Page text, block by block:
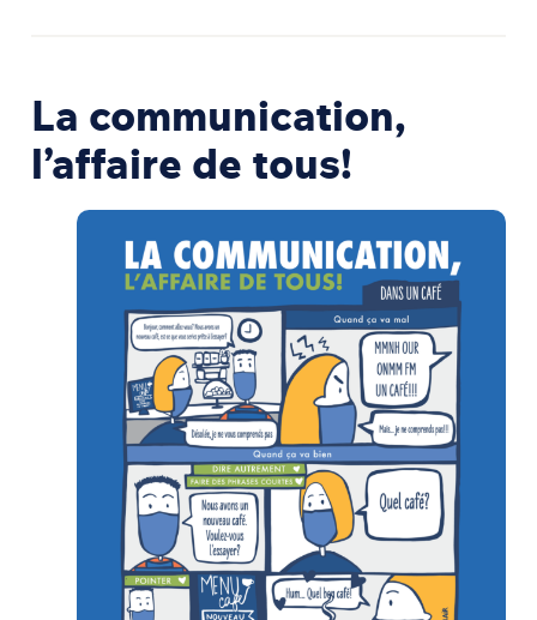
La communication,
l’affaire de tous!